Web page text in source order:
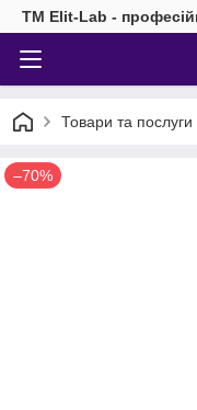
TM Elit-Lab -
Товари та послуги
–70%